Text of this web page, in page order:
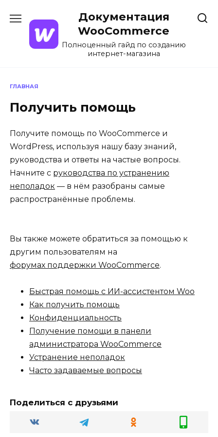
содержанию
Документация
WooCommerce
Полноценный гайд по созданию
интернет-магазина
ГЛАВНАЯ
Получить помощь
Получите помощь по WooCommerce и
WordPress, используя нашу базу знаний,
руководства и ответы на частые вопросы.
Начните с руководства по устранению
неполадок — в нём разобраны самые
распространённые проблемы.
Вы также можете обратиться за помощью к
другим пользователям на
форумах поддержки WooCommerce.
Быстрая помощь с ИИ-ассистентом Woo
Как получить помощь
Конфиденциальность
Получение помощи в панели
администратора WooCommerce
Устранение неполадок
Часто задаваемые вопросы
Поделиться с друзьями